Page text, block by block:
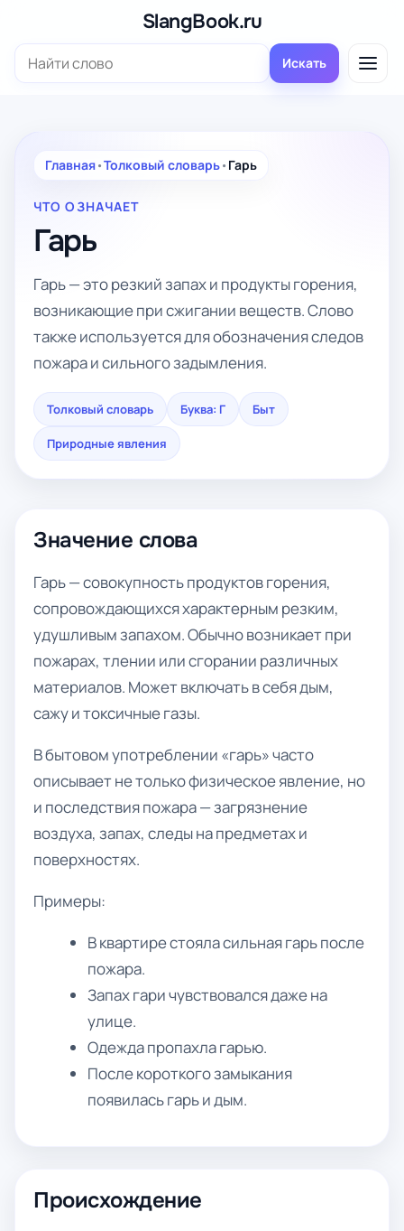
содержимому
SlangBook.ru
Поиск: Искать
Главная•Толковый словарь• Гарь
ЧТО ОЗНАЧАЕТ
Гарь
Гарь — это резкий запах и продукты горения,
возникающие при сжигании веществ. Слово
также используется для обозначения следов
пожара и сильного задымления.
Толковый словарь Буква: Г Быт
Природные явления
Значение слова
Гарь — совокупность продуктов горения,
сопровождающихся характерным резким,
удушливым запахом. Обычно возникает при
пожарах, тлении или сгорании различных
материалов. Может включать в себя дым,
сажу и токсичные газы.
В бытовом употреблении «гарь» часто
описывает не только физическое явление, но
и последствия пожара — загрязнение
воздуха, запах, следы на предметах и
поверхностях.
Примеры:
В квартире стояла сильная гарь после
пожара.
Запах гари чувствовался даже на
улице.
Одежда пропахла гарью.
После короткого замыкания
появилась гарь и дым.
Происхождение